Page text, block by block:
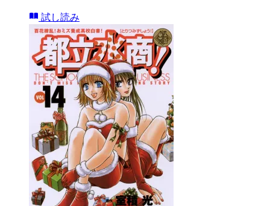
試し読み